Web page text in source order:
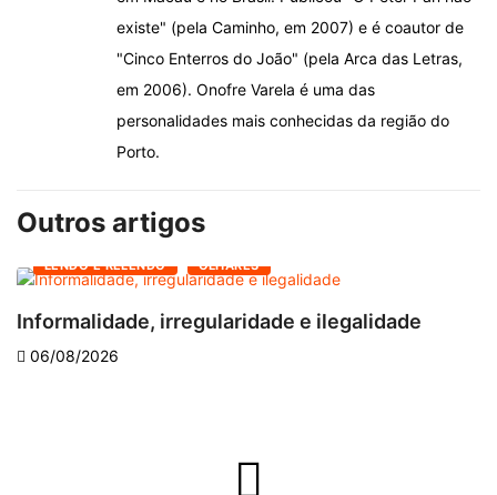
existe" (pela Caminho, em 2007) e é coautor de
"Cinco Enterros do João" (pela Arca das Letras,
em 2006). Onofre Varela é uma das
personalidades mais conhecidas da região do
Porto.
Outros artigos
LENDO E RELENDO OLHARES
Informalidade, irregularidade e ilegalidade
06/08/2026